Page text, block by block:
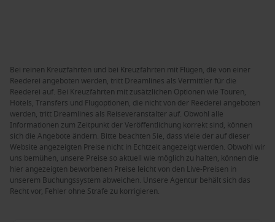
Bei reinen Kreuzfahrten und bei Kreuzfahrten mit Flügen, die von einer
Reederei angeboten werden, tritt Dreamlines als Vermittler für die
Reederei auf. Bei Kreuzfahrten mit zusätzlichen Optionen wie Touren,
Hotels, Transfers und Flugoptionen, die nicht von der Reederei angeboten
werden, tritt Dreamlines als Reiseveranstalter auf. Obwohl alle
Informationen zum Zeitpunkt der Veröffentlichung korrekt sind, können
sich die Angebote ändern. Bitte beachten Sie, dass viele der auf dieser
Website angezeigten Preise nicht in Echtzeit angezeigt werden. Obwohl wir
uns bemühen, unsere Preise so aktuell wie möglich zu halten, können die
hier angezeigten beworbenen Preise leicht von den Live-Preisen in
unserem Buchungssystem abweichen. Unsere Agentur behält sich das
Recht vor, Fehler ohne Strafe zu korrigieren.